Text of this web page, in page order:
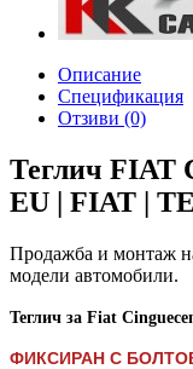
Описание
Спецификация
Отзиви (0)
Теглич FIAT
EU | FIAT |
Продажба и монтаж
модели автомобили.
Теглич за Fiat
ФИКСИРАН С